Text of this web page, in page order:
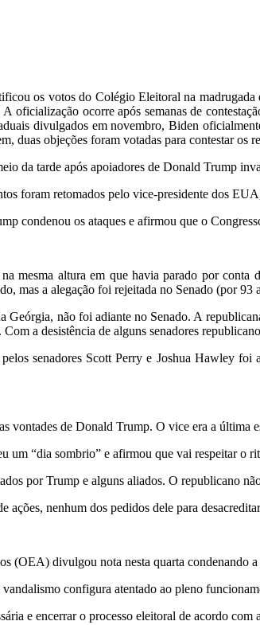
os votos do Colégio Eleitoral na
oficialização ocorre após semanas de
divulgados em novembro, Biden
duas objeções foram votadas para contestar os
da tarde após apoiadores de Donald Trump
foram retomados pelo vice-presidente dos
condenou os ataques e afirmou que o
mesma altura em que havia parado por
mas a alegação foi rejeitada no Senado (por
Geórgia, não foi adiante no Senado. A
a desistência de alguns senadores
senadores Scott Perry e Joshua Hawley
vontades de Donald Trump. O vice era a
um “dia sombrio” e afirmou que vai respeitar o
por Trump e alguns aliados. O republicano
ações, nenhum dos pedidos dele para
(OEA) divulgou nota nesta quarta condenando
configura atentado ao pleno
e encerrar o processo eleitoral de acordo